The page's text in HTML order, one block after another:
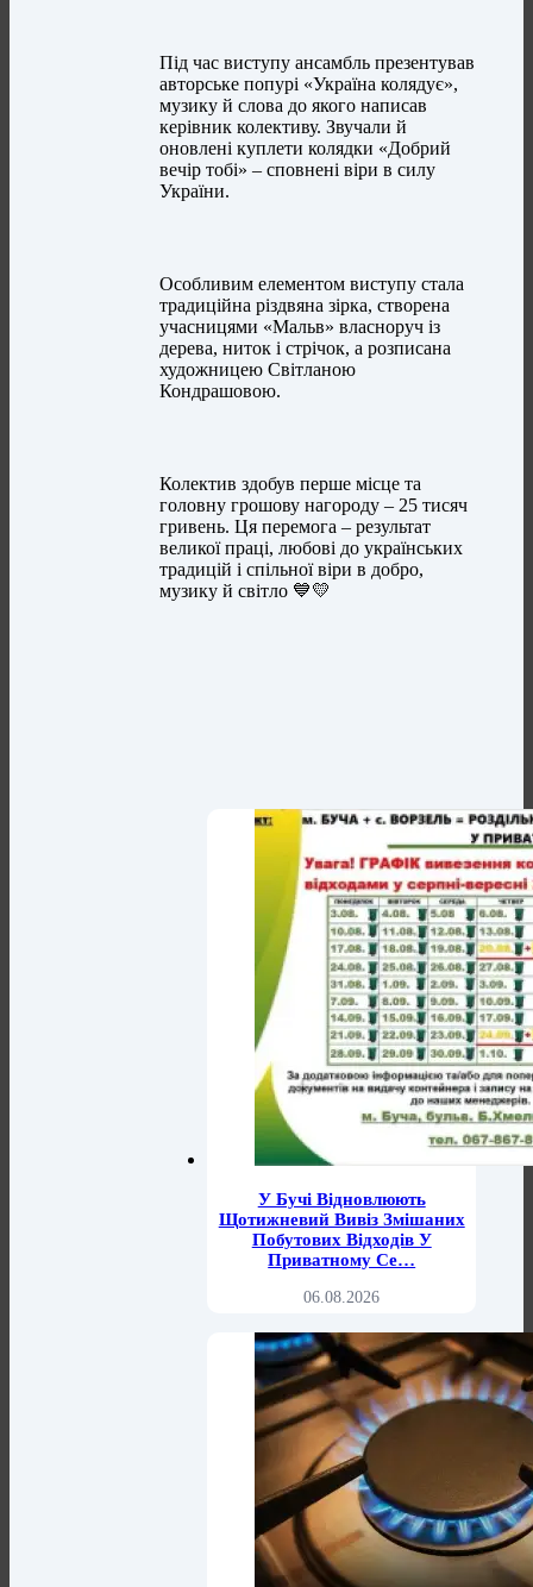
Під час виступу ансамбль презентував
авторське попурі «Україна колядує»,
музику й слова до якого написав
керівник колективу. Звучали й
оновлені куплети колядки «Добрий
вечір тобі» – сповнені віри в силу
України.
Особливим елементом виступу стала
традиційна різдвяна зірка, створена
учасницями «Мальв» власноруч із
дерева, ниток і стрічок, а розписана
художницею Світланою
Кондрашовою.
Колектив здобув перше місце та
головну грошову нагороду – 25 тисяч
гривень. Ця перемога – результат
великої праці, любові до українських
традицій і спільної віри в добро,
музику й світло 💙💛
У Бучі Відновлюють
Щотижневий Вивіз Змішаних
Побутових Відходів У
Приватному Се…
06.08.2026